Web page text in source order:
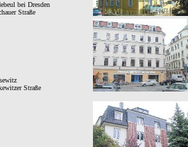
bei Dresden
Straße
Straße